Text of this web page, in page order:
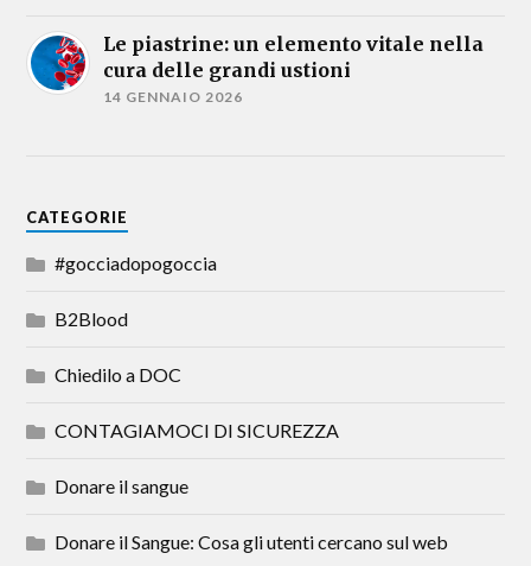
Le piastrine: un elemento vitale nella
cura delle grandi ustioni
14 GENNAIO 2026
CATEGORIE
#gocciadopogoccia
B2Blood
Chiedilo a DOC
CONTAGIAMOCI DI SICUREZZA
Donare il sangue
Donare il Sangue: Cosa gli utenti cercano sul web